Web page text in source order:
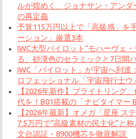
ルが煌めく、ジョナサン・アン
の再定義
予算115万円以上で「高級感」を
ーション」厳選3本
IWC大型パイロット“モハーヴェ
る、砂漠色のセラミックと7日間
IWC「パイロット」が宇宙へ到
ロフェッショナル「宇宙飛行士ウ
【2026年新作】ブライトリング
代を！B01搭載の「ナビタイマー
【2026年最新】オメガ「星座 ス
7.5万円で“高級素材の民主化”と
文台認証・8900機芯を徹底解説